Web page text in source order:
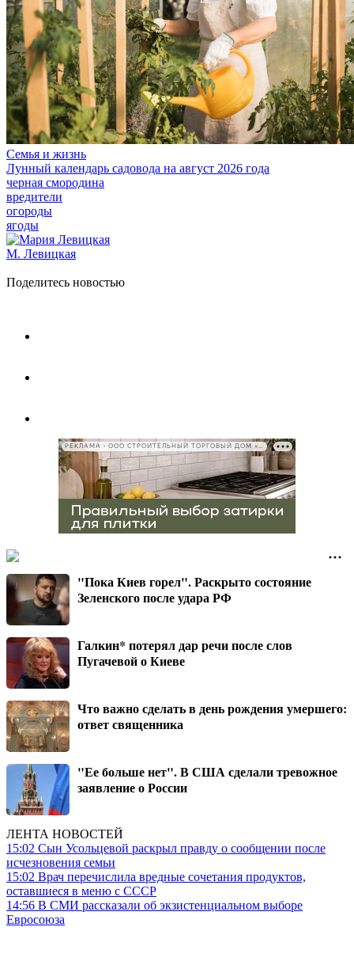
Семья и жизнь
Лунный календарь садовода на август 2026 года
черная смородина
вредители
огороды
ягоды
М. Левицкая
Поделитесь новостью
РЕКЛАМА • ООО СТРОИТЕЛЬНЫЙ ТОРГОВЫЙ ДОМ «ПЕТРОВИЧ», ИНН 7802348846
"Пока Киев горел". Раскрыто состояние
Зеленского после удара РФ
Галкин* потерял дар речи после слов
Пугачевой о Киеве
Что важно сделать в день рождения умершего:
ответ священника
"Ее больше нет". В США сделали тревожное
заявление о России
ЛЕНТА НОВОСТЕЙ
15:02 Сын Усольцевой раскрыл правду о сообщении после
исчезновения семьи
15:02 Врач перечислила вредные сочетания продуктов,
оставшиеся в меню с СССР
14:56 В СМИ рассказали об экзистенциальном выборе
Евросоюза